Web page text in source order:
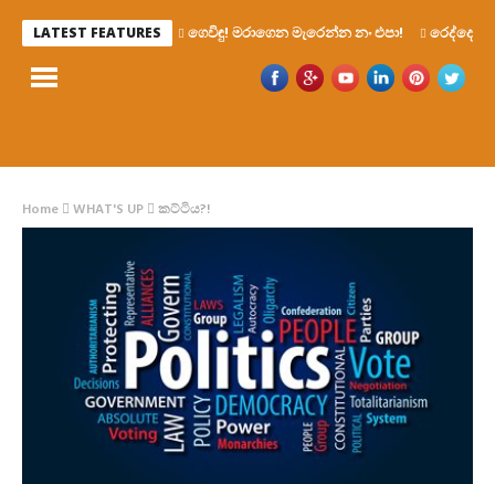
LATEST FEATURES ගෙවිඳු! මරාගෙන මැරෙන්න නං එපා! රෙද්දෙ
Home WHAT'S UP කට්ටිය?!